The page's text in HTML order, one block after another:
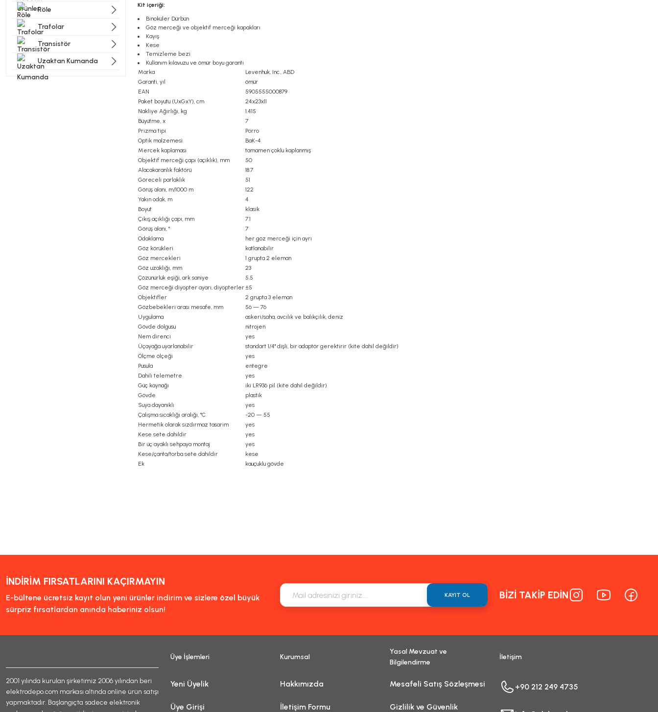
Röle
Trafolar
Transistör
Uzaktan Kumanda
Kit içeriği:
Binoküler Dürbün
Göz merceği ve objektif merceği kapakları
Kayış
Kese
Temizleme bezi
Kullanım kılavuzu ve ömür boyu garanti
Marka
Levenhuk, Inc., ABD
Garanti, yıl
ömür
EAN
5905555000879
Paket boyutu (UxGxY), cm
24x23x11
Nakliye Ağırlığı, kg
1.415
Büyütme, x
7
Prizma tipi
Porro
Optik malzemesi
BaK-4
Mercek kaplaması
tamamen çoklu kaplanmış
Objektif merceği çapı (açıklık), mm
50
Alacakaranlık faktörü
18.7
Göreceli parlaklık
51
Görüş alanı, m/1000 m
122
Yakın odak, m
4
Boyut
klasik
Çıkış açıklığı çapı, mm
7.1
Görüş alanı, °
7
Odaklama
her göz merceği için ayrı
Göz körükleri
katlanabilir
Göz mercekleri
1 grupta 2 eleman
Göz uzaklığı, mm
23
Çözünürlük eşiği, ark saniye
5.5
Göz merceği diyopter ayarı, diyopterler±5
Objektifler
2 grupta 3 eleman
Gözbebekleri arası mesafe, mm
56 — 76
Uygulama
askeri/saha, avcılık ve balıkçılık, deniz
Gövde dolgusu
nitrojen
Nem direnci
yes
Üçayağa uyarlanabilir
standart 1/4" dişli, bir adaptör gerektirir (kite dahil değildir)
Ölçme ölçeği
yes
Pusula
entegre
Dahili telemetre
yes
Güç kaynağı
iki LR936 pil (kite dahil değildir)
Gövde
plastik
Suya dayanıklı
yes
Çalışma sıcaklığı aralığı, °C
-20 — 55
Hermetik olarak sızdırmaz tasarım
yes
Kese sete dahildir
yes
Bir üç ayaklı sehpaya montaj
yes
Kese/çanta/torba sete dahildir
kese
Ek
kauçuklu gövde
Ürün fiyatı diğer sitelerden daha pahalı.
İNDİRİM FIRSATLARINI KAÇIRMAYIN
E-bültene ücretsiz kayıt olun yeni ürünler indirim ve sizlere özel büyük
sürpriz fırsatlardan anında haberiniz olsun!
KAYIT OL BİZİ TAKİP EDİN
2001 yılında kurulan şirketimiz 2006 yılından beri
elektrodepo.com markası altında online ürün satışı
yapmaktadır. Başlangıçta sadece elektronik
Üye İşlemleri
Yeni Üyelik
Üye Girişi
Kurumsal
Hakkımızda
İletişim Formu
Yasal Mevzuat ve
Bilgilendirme
Mesafeli Satış Sözleşmesi
Gizlilik ve Güvenlik
İletişim
+90 212 249 4735